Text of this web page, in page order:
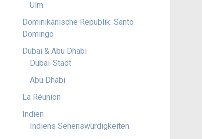
Ulm
Dominikanische Republik: Santo
Domingo
Dubai & Abu Dhabi
Dubai-Stadt
Abu Dhabi
La Réunion
Indien
Indiens Sehenswürdigkeiten